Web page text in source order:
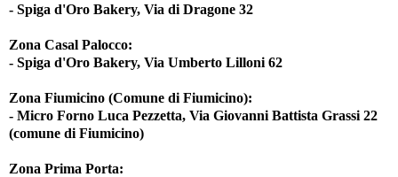
- Spiga d'Oro Bakery, Via di Dragone 32
Zona Casal Palocco:
- Spiga d'Oro Bakery, Via Umberto Lilloni 62
Zona Fiumicino (Comune di Fiumicino):
- Micro Forno Luca Pezzetta, Via Giovanni Battista Grassi 22
(comune di Fiumicino)
Zona Prima Porta: